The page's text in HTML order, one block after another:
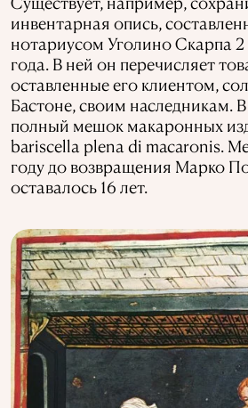
инвентарная опись,
нотариусом Уголино Скарпа 2
года. В ней он перечисляет
оставленные его клиентом,
Бастоне, своим наследникам. В
полный мешок макаронных
bariscella plena di macaronis.
году до возвращения Марко
оставалось 16 лет.